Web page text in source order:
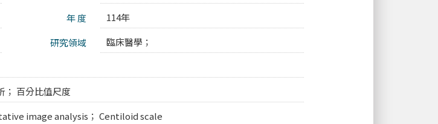
年 度
114年
研究領域
臨床醫學；
； 百分比值尺度
image analysis； Centiloid scale